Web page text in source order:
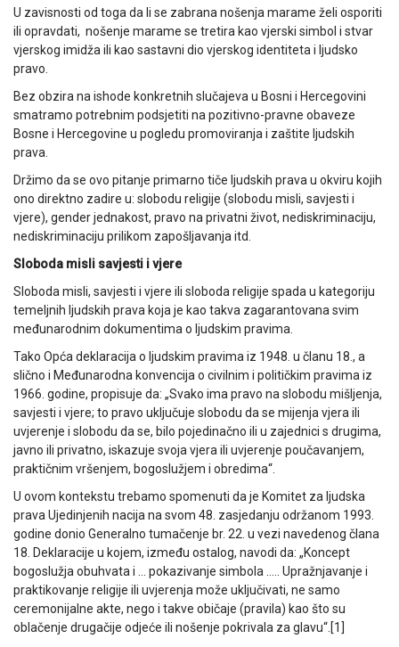
U zavisnosti od toga da li se zabrana nošenja marame želi osporiti
ili opravdati, nošenje marame se tretira kao vjerski simbol i stvar
vjerskog imidža ili kao sastavni dio vjerskog identiteta i ljudsko
pravo.
Bez obzira na ishode konkretnih slučajeva u Bosni i Hercegovini
smatramo potrebnim podsjetiti na pozitivno-pravne obaveze
Bosne i Hercegovine u pogledu promoviranja i zaštite ljudskih
prava.
Držimo da se ovo pitanje primarno tiče ljudskih prava u okviru kojih
ono direktno zadire u: slobodu religije (slobodu misli, savjesti i
vjere), gender jednakost, pravo na privatni život, nediskriminaciju,
nediskriminaciju prilikom zapošljavanja itd.
Sloboda misli savjesti i vjere
Sloboda misli, savjesti i vjere ili sloboda religije spada u kategoriju
temeljnih ljudskih prava koja je kao takva zagarantovana svim
međunarodnim dokumentima o ljudskim pravima.
Tako Opća deklaracija o ljudskim pravima iz 1948. u članu 18., a
slično i Međunarodna konvencija o civilnim i političkim pravima iz
1966. godine, propisuje da: „Svako ima pravo na slobodu mišljenja,
savjesti i vjere; to pravo uključuje slobodu da se mijenja vjera ili
uvjerenje i slobodu da se, bilo pojedinačno ili u zajednici s drugima,
javno ili privatno, iskazuje svoja vjera ili uvjerenje poučavanjem,
praktičnim vršenjem, bogoslužjem i obredima“.
U ovom kontekstu trebamo spomenuti da je Komitet za ljudska
prava Ujedinjenih nacija na svom 48. zasjedanju održanom 1993.
godine donio Generalno tumačenje br. 22. u vezi navedenog člana
18. Deklaracije u kojem, između ostalog, navodi da: „Koncept
bogoslužja obuhvata i … pokazivanje simbola ….. Upražnjavanje i
praktikovanje religije ili uvjerenja može uključivati, ne samo
ceremonijalne akte, nego i takve običaje (pravila) kao što su
oblačenje drugačije odjeće ili nošenje pokrivala za glavu“.[1]